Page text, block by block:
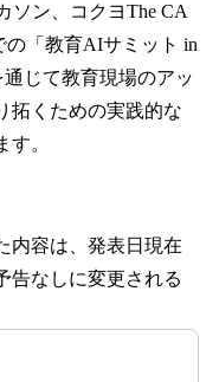
ソン、コクヨThe CA
の「教育AIサミット in
じて教育現場のアッ
拓くための実践的な
。
内容は、発表日現在
告なしに変更される